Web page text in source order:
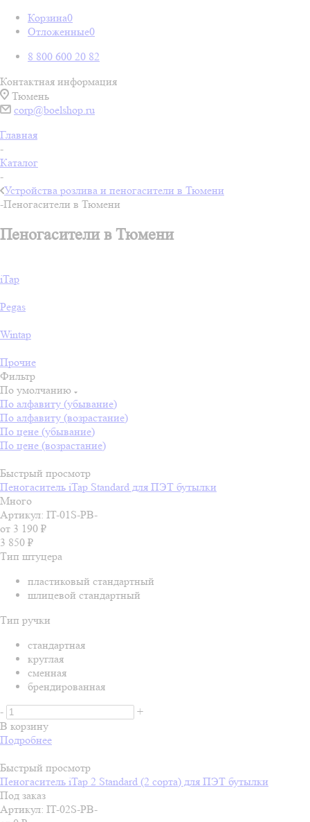
Корзина0
Отложенные0
8 800 600 20 82
Контактная информация
Тюмень
corp@boelshop.ru
Главная
-
Каталог
-
Устройства розлива и пеногасители в Тюмени
-Пеногасители в Тюмени
Пеногасители в Тюмени
iTap
Pegas
Wintap
Прочие
Фильтр
По умолчанию
По алфавиту (убывание)
По алфавиту (возрастание)
По цене (убывание)
По цене (возрастание)
Быстрый просмотр
Пеногаситель iTap Standard для ПЭТ бутылки
Много
Артикул: IT-01S-PB-
от 3 190 ₽
3 850 ₽
Тип штуцера
пластиковый стандартный
шлицевой стандартный
Тип ручки
стандартная
круглая
сменная
брендированная
-
+
В корзину
Подробнее
Быстрый просмотр
Пеногаситель iTap 2 Standard (2 сорта) для ПЭТ бутылки
Под заказ
Артикул: IT-02S-PB-